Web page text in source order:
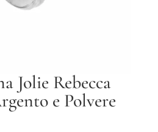
Jolie Rebecca
e Polvere